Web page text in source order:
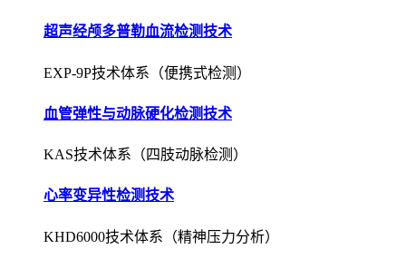
超声经颅多普勒血流检测技术
EXP-9P技术体系（便携式检测）
血管弹性与动脉硬化检测技术
KAS技术体系（四肢动脉检测）
心率变异性检测技术
KHD6000技术体系（精神压力分析）